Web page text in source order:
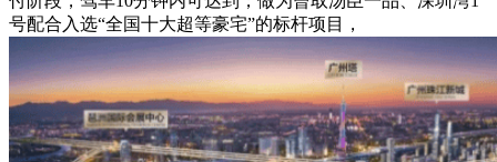
号配合入选“全国十大超等豪宅”的标杆项目，